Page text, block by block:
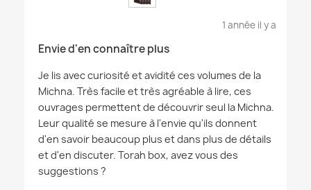
1 année il y a
Envie d'en connaître plus
Je lis avec curiosité et avidité ces volumes de la
Michna. Très facile et très agréable à lire, ces
ouvrages permettent de découvrir seul la Michna.
Leur qualité se mesure à l'envie qu'ils donnent
d'en savoir beaucoup plus et dans plus de détails
et d'en discuter. Torah box, avez vous des
suggestions ?